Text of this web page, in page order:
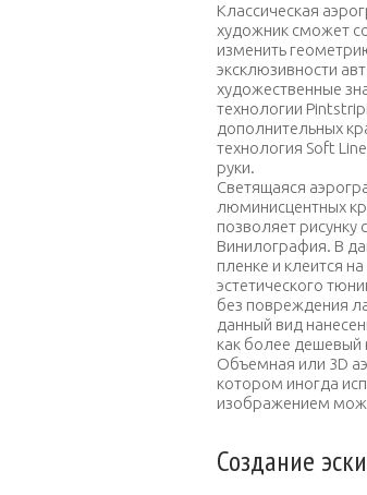
Классическая
художник сможет
изменить
эксклюзивности
художественные
технологии
дополнительных
технология Soft
руки.
Светящаяся
люминисцентных
позволяет рисунку
Винилография. В
пленке и клеится
эстетического
без повреждения
данный вид
как более дешевый
Объемная или 3D
котором иногда
изображением
Создание